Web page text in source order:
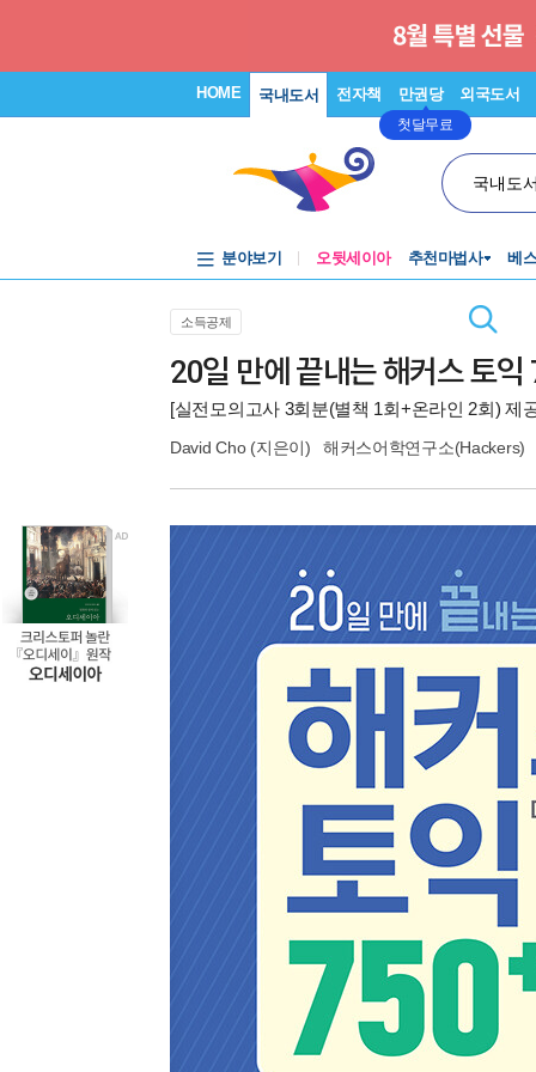
HOME 국내도서 전자책 만권당
첫달무료
외국도서
국내도
분야보기 오뒷세이아 추천마법사 베
소득공제
20일 만에 끝내는 해커스 토
[실전모의고사 3회분(별책 1회+온라인 2회) 제
David Cho(지은이) 해커스어학연구소(Hackers)